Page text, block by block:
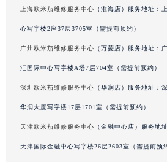
上海欧米茄维修服务中心 （淮海店）服务地址：
心写字楼2座37层3705室（需提前预约）
广州欧米茄维修服务中心 （万菱店）服务地址：
汇国际中心写字楼A塔7层704室（需提前预约）
深圳欧米茄维修服务中心 （华润店）服务地址：
华润大厦写字楼17层1701室（需提前预约）
天津欧米茄维修服务中心 （金融中心店）服务地
天津国际金融中心写字楼26层2603室（需提前预